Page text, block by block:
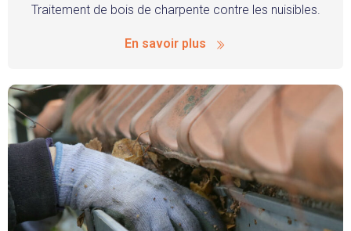
Traitement de bois de charpente contre les nuisibles.
En savoir plus